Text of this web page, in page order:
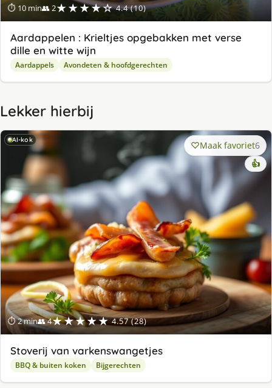
⏱ 10 min👥 2★★★★☆ 4.4 (10)
Aardappelen : Krieltjes opgebakken met verse
dille en witte wijn
Aardappels Avondeten & hoofdgerechten
Lekker hierbij
AI-kok
⏱ 2 min👥 4★★★★★ 4.57 (28)
Maak favoriet6
👍
Stoverij van varkenswangetjes
BBQ & buiten koken Bijgerechten